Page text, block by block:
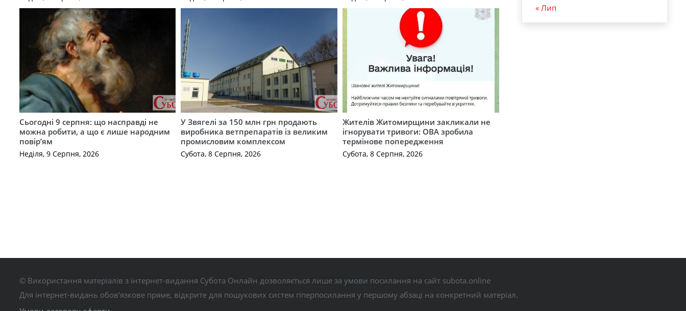
Сьогодні 9 серпня: що насправді не
можна робити, а що є лише народним
повір’ям
Неділя, 9 Серпня, 2026
У Звягелі за 150 млн грн продають
виробника ветпрепаратів із великим
промисловим комплексом
Субота, 8 Серпня, 2026
Жителів Житомирщини закликали не
ігнорувати тривоги: ОВА зробила
термінове попередження
Субота, 8 Серпня, 2026
« Лип
© Використання матеріалів з інтернет-видання Субота Онлайн дозволяється лише за умови посилання на сайт subota.online
Для інтернет-видань обов’язкове пряме, відкрите для пошукових систем гіперпосилання у першому абзаці на конкретний матеріал.